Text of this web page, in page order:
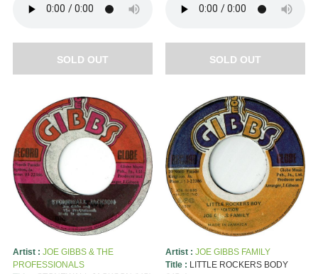
SOLD OUT SOLD OUT
Artist : JOE GIBBS & THE
PROFESSIONALS
Artist : JOE GIBBS FAMILY
Title : LITTLE ROCKERS BODY